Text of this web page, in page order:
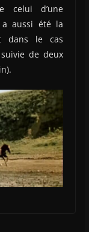
celui d’une
aussi été la
dans le cas
de deux